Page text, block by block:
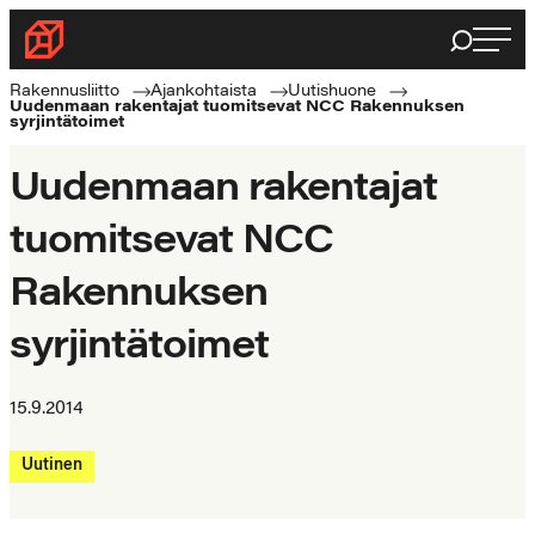
Siirry
suoraan
sisältöön
Rakennusliitto
Rakennusalan
ammattilaisten
Haku
Rakennusliitto Ajankohtaista
Uutishuone
Uudenmaan rakentajat tuomitsevat NCC Rakennuksen
syrjintätoimet
Uudenmaan rakentajat
tuomitsevat NCC
Rakennuksen
syrjintätoimet
15.9.2014
Uutinen